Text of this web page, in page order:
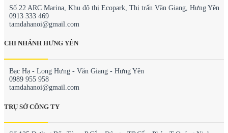
Số 22 ARC Marina, Khu đô thị Ecopark, Thị trấn Văn Giang, Hưng Yên
0913 333 469
tamdahanoi@gmail.com
CHI NHÁNH HƯNG YÊN
Bạc Hạ - Long Hưng - Văn Giang - Hưng Yên
0989 955 958
tamdahanoi@gmail.com
TRỤ SỞ CÔNG TY